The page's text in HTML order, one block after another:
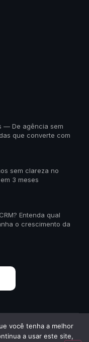
— De agência sem
que converte com
sem clareza no
3 meses
Entenda qual
o crescimento da
·23a.com.br
✕
você tenha a melhor
a usar este site,